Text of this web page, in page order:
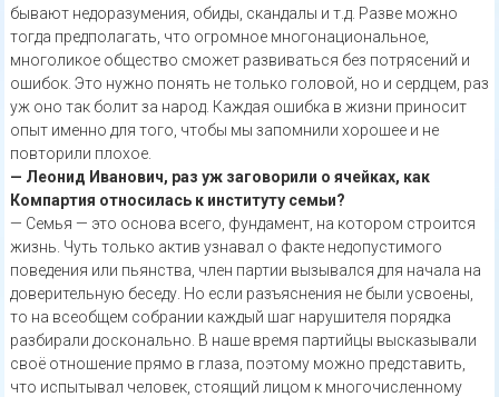
бывают недоразумения, обиды, скандалы и т.д. Разве можно
тогда предполагать, что огромное многонациональное,
многоликое общество сможет развиваться без потрясений и
ошибок. Это нужно понять не только головой, но и сердцем, раз
уж оно так болит за народ. Каждая ошибка в жизни приносит
опыт именно для того, чтобы мы запомнили хорошее и не
повторили плохое.
— Леонид Иванович, раз уж заговорили о ячейках, как
Компартия относилась к институту семьи?
— Семья — это основа всего, фундамент, на котором строится
жизнь. Чуть только актив узнавал о факте недопустимого
поведения или пьянства, член партии вызывался для начала на
доверительную беседу. Но если разъяснения не были усвоены,
то на всеобщем собрании каждый шаг нарушителя порядка
разбирали досконально. В наше время партийцы высказывали
своё отношение прямо в глаза, поэтому можно представить,
что испытывал человек, стоящий лицом к многочисленному